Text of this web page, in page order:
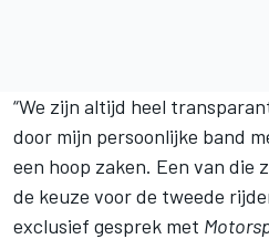
“We zijn altijd heel
door mijn persoonlijke band
een hoop zaken. Een van die
de keuze voor de tweede
exclusief gesprek met